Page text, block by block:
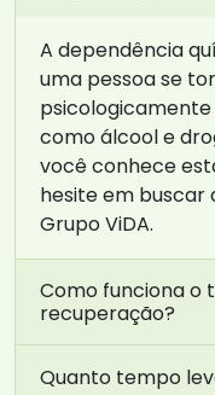
A dependência
uma pessoa se
como álcool e
você conhece
hesite em buscar
Grupo ViDA.
Como funciona o
recuperação?
Quanto tempo